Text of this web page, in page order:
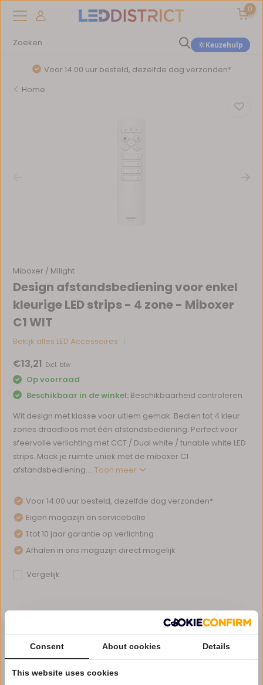
0
Keuzehulp
Voor 14:00 uur besteld, dezelfde dag verzonden*
Home
Miboxer / Milight
Design afstandsbediening voor enkel
kleurige LED strips - 4 zone - Miboxer
C1 WIT
Bekijk alles LED Accessoires
€13,21 Excl. btw
Op voorraad
Beschikbaar in de winkel: Beschikbaarheid controleren
Wit design met klasse voor ultiem gemak. Bedien tot 4 kleur
zones draadloos met één afstandsbediening. Perfect voor
sfeervolle verlichting met CCT / Dual white / tunable white LED
strips. Maak je ruimte uniek met de miboxer C1
afstandsbediening....Toon meer
Voor 14:00 uur besteld, dezelfde dag verzonden*
Eigen magazijn en servicebalie
1 tot 10 jaar garantie op verlichting
Afhalen in ons magazijn direct mogelijk
Vergelijk
Specificaties
Consent About cookies Details
This website uses cookies